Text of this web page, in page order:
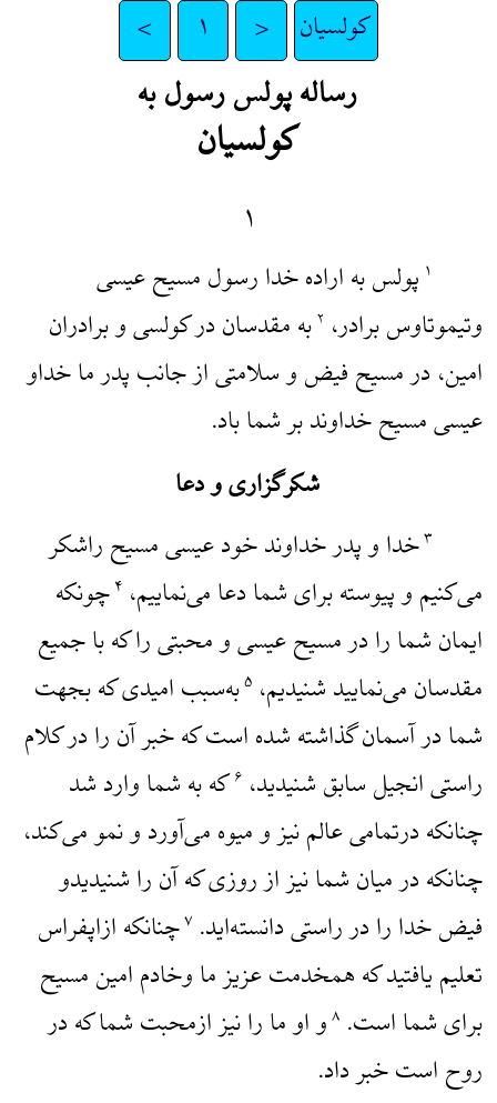
کولسیان < ۱ >
رساله پولس رسول به
کولسیان
۱
۱ پولس به اراده خدا رسول مسیح عیسی
وتیموتاوس برادر، ۲به مقدسان در کولسی و برادران
امین، در مسیح فیض و سلامتی از جانب پدر ما خداو
عیسی مسیح خداوند بر شما باد.
شکرگزاری و دعا
۳خدا و پدر خداوند خود عیسی مسیح راشکر
می‌کنیم و پیوسته برای شما دعا می‌نماییم، ۴چونکه
ایمان شما را در مسیح عیسی و محبتی را که با جمیع
مقدسان می‌نمایید شنیدیم، ۵به‌سبب امیدی که بجهت
شما در آسمان گذاشته شده است که خبر آن را در کلام
راستی انجیل سابق شنیدید، ۶که به شما وارد شد
چنانکه درتمامی عالم نیز و میوه می‌آورد و نمو می‌کند،
چنانکه در میان شما نیز از روزی که آن را شنیدیدو
فیض خدا را در راستی دانسته‌اید. ۷چنانکه ازاپفراس
تعلیم یافتید که همخدمت عزیز ما وخادم امین مسیح
برای شما است. ۸و او ما را نیز ازمحبت شما که در
روح است خبر داد.